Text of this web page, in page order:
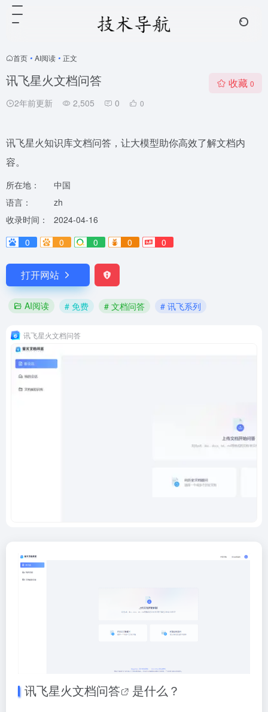
首页 • AI阅读 • 正文
讯飞星火文档问答
2年前更新 2,505 0 0
收藏 0
讯飞星火知识库文档问答，让大模型助你高效了解文档内
容。
所在地：
中国
语言：
zh
收录时间：
2024-04-16
0
0 0 0 0
打开网站
AI阅读 # 免费 # 文档问答 # 讯飞系列
讯飞星火文档问答
讯飞星火文档问答 是什么？